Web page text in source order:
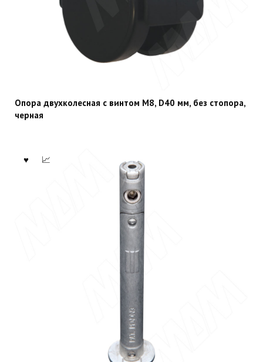
Опора двухколесная с винтом M8, D40 мм, без стопора,
черная